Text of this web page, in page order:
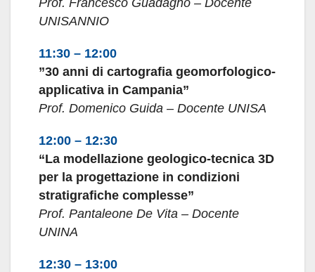
Prof. Francesco Guadagno – Docente
UNISANNIO
11:30 – 12:00
”30 anni di cartografia geomorfologico-
applicativa in Campania”
Prof. Domenico Guida – Docente UNISA
12:00 – 12:30
“La modellazione geologico-tecnica 3D
per la progettazione in condizioni
stratigrafiche complesse”
Prof. Pantaleone De Vita – Docente
UNINA
12:30 – 13:00